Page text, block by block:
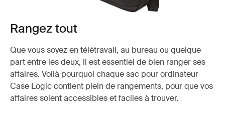
Rangez tout
Que vous soyez en télétravail, au bureau ou quelque
part entre les deux, il est essentiel de bien ranger ses
affaires. Voilà pourquoi chaque sac pour ordinateur
Case Logic contient plein de rangements, pour que vos
affaires soient accessibles et faciles à trouver.